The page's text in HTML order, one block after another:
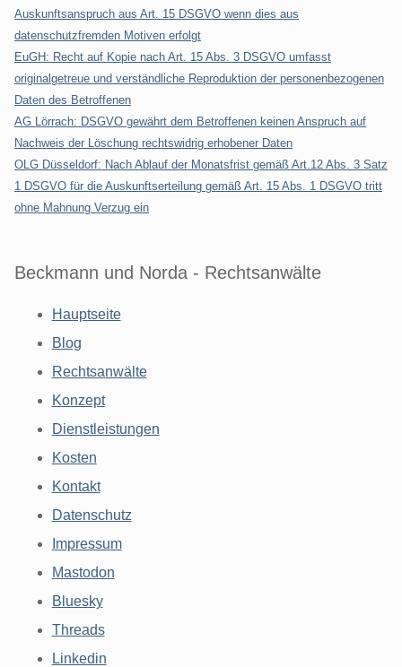
Auskunftsanspruch aus Art. 15 DSGVO wenn dies aus
datenschutzfremden Motiven erfolgt
EuGH: Recht auf Kopie nach Art. 15 Abs. 3 DSGVO umfasst
originalgetreue und verständliche Reproduktion der personenbezogenen
Daten des Betroffenen
AG Lörrach: DSGVO gewährt dem Betroffenen keinen Anspruch auf
Nachweis der Löschung rechtswidrig erhobener Daten
OLG Düsseldorf: Nach Ablauf der Monatsfrist gemäß Art.12 Abs. 3 Satz
1 DSGVO für die Auskunftserteilung gemäß Art. 15 Abs. 1 DSGVO tritt
ohne Mahnung Verzug ein
Beckmann und Norda - Rechtsanwälte
Hauptseite
Blog
Rechtsanwälte
Konzept
Dienstleistungen
Kosten
Kontakt
Datenschutz
Impressum
Mastodon
Bluesky
Threads
Linkedin